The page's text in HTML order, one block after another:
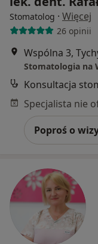
Stomatolog · Więcej
26 opinii
Wspólna 3,
Stomatologia na
Konsultacja
Poproś o